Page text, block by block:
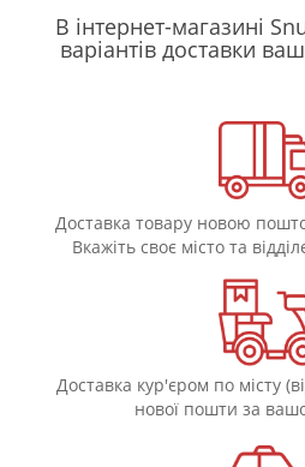
В інтернет-магазині
варіантів доставки
Доставка товару новою
Вкажіть своє місто та
Доставка кур'єром по місту
нової пошти за